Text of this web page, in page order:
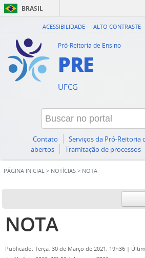
BRASIL
ACESSIBILIDADE ALTO CONTRASTE
Pró-Reitoria de Ensino
PRE
UFCG
Contato Serviços da Pró-Reitoria
abertos
Tramitação de processos
PÁGINA INICIAL > NOTÍCIAS > NOTA
NOTA
Publicado: Terça, 30 de Março de 2021, 19h36 |